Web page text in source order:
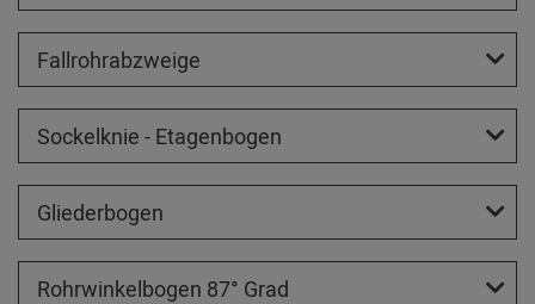
Fallrohrabzweige
Sockelknie - Etagenbogen
Gliederbogen
Rohrwinkelbogen 87° Grad